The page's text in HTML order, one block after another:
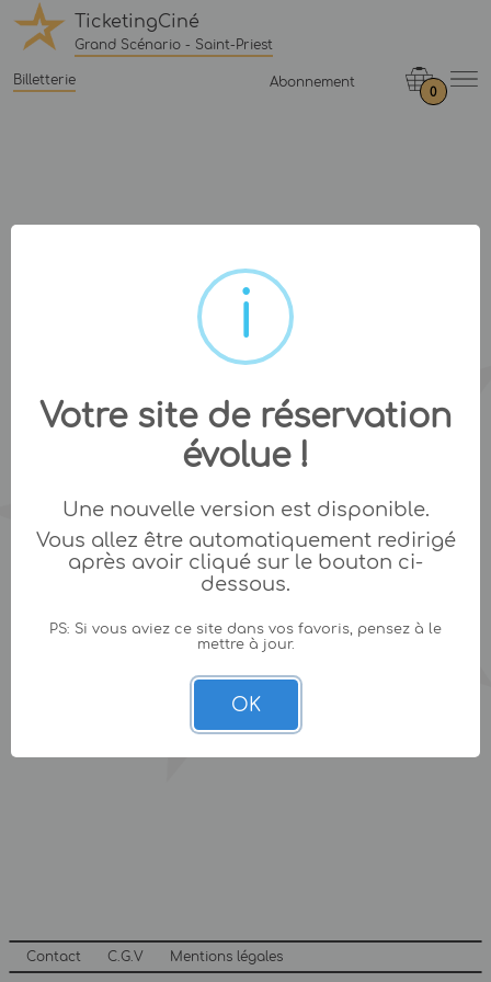
TicketingCiné
Grand Scénario - Saint-Priest
Billetterie Abonnement
0
Contact C.G.V Mentions légales
Votre site de réservation
évolue !
Une nouvelle version est disponible.
Vous allez être automatiquement redirigé
après avoir cliqué sur le bouton ci-
dessous.
PS: Si vous aviez ce site dans vos favoris, pensez à le
mettre à jour.
OK